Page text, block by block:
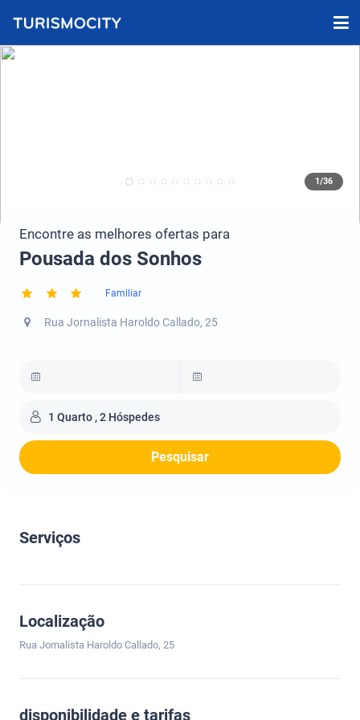
1/36
Encontre as melhores ofertas para
Pousada dos Sonhos
Familiar
Rua Jornalista Haroldo Callado, 25
1 Quarto , 2 Hóspedes
Pesquisar
Serviços
Localização
Rua Jornalista Haroldo Callado, 25
disponibilidade e tarifas